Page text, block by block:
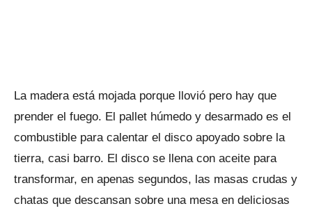
La madera está mojada porque llovió pero hay que
prender el fuego. El pallet húmedo y desarmado es el
combustible para calentar el disco apoyado sobre la
tierra, casi barro. El disco se llena con aceite para
transformar, en apenas segundos, las masas crudas y
chatas que descansan sobre una mesa en deliciosas